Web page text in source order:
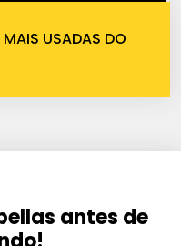
USADAS DO
antes de